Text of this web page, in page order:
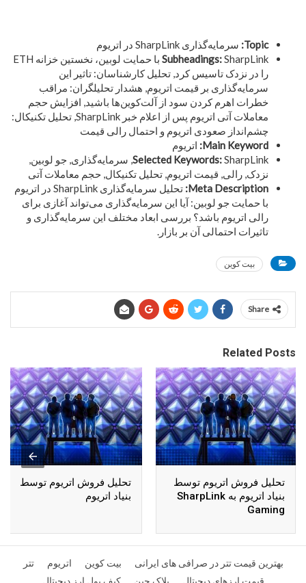
Topic: سرمایه‌گذاری SharpLink در اتریوم
Subheadings:
SharpLink با حمایت لوبین، نخستین خزانه ETH
را در نزدک تاسیس کرد, تحلیل کارشناسان: تاثیر این
سرمایه‌گذاری بر قیمت اتریوم, هشدار تحلیلگران: مراقب
خطرات اهرم کردن سود از آلت‌کوین‌ها باشید, افزایش حجم
معاملات آتی اتریوم پس از اعلام خبر SharpLink, تحلیل تکنیکال:
چشم‌انداز صعودی اتریوم و احتمال رالی قیمت
Main Keyword: اتریوم
Selected Keywords:SharpLink, سرمایه‌گذاری, جو لوبین,
نزدک, رالی, قیمت اتریوم, تحلیل تکنیکال, حجم معاملات آتی
Meta Description:
تحلیل سرمایه‌گذاری SharpLink در اتریوم
با حمایت جو لوبین: آیا این سرمایه‌گذاری می‌تواند آغازی برای
رالی اتریوم باشد؟ بررسی ابعاد مختلف این سرمایه‌گذاری و
تاثیرات احتمالی آن بر بازار.
بیت کوین
Share
Related Posts
تحلیل فروش اتریوم توسط
بنیاد اتریوم به SharpLink
Gaming
تحلیل فروش اتریوم توسط
بنیاد اتریوم
بهترین قیمت تتر در صرافی های ایرانی بیت کوین اتریوم
تتر
قیمت ارزهای دیجیتال
بلاک چین کیف پول ارز دیجیتال